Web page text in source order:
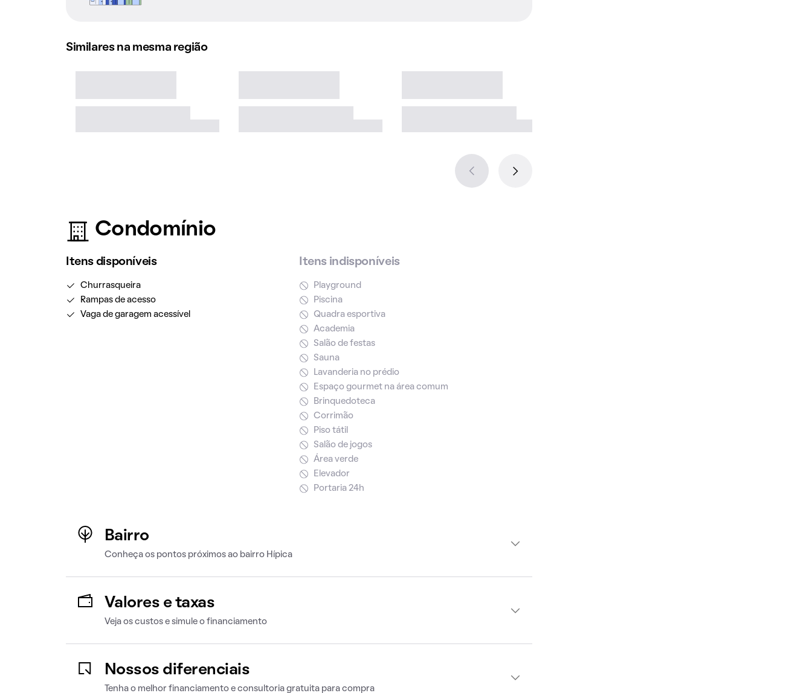
Similares na mesma região
Condomínio
Itens disponíveis
Churrasqueira
Rampas de acesso
Vaga de garagem acessível
Itens indisponíveis
Playground
Piscina
Quadra esportiva
Academia
Salão de festas
Sauna
Lavanderia no prédio
Espaço gourmet na área comum
Brinquedoteca
Corrimão
Piso tátil
Salão de jogos
Área verde
Elevador
Portaria 24h
Bairro
Conheça os pontos próximos ao bairro Hípica
Valores e taxas
Veja os custos e simule o financiamento
Nossos diferenciais
Tenha o melhor financiamento e consultoria gratuita para compra